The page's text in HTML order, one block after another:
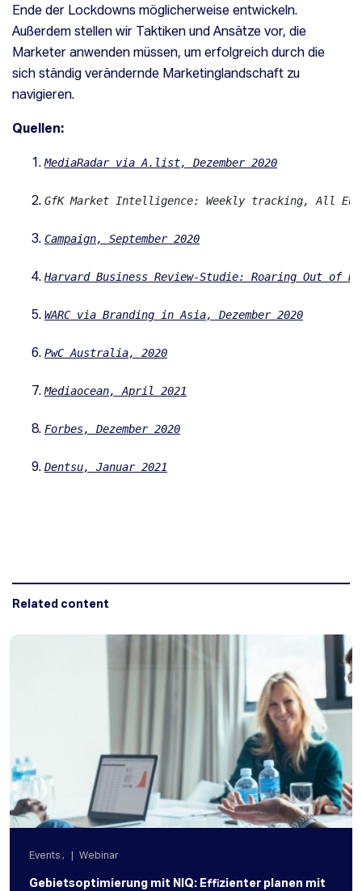
Ende der Lockdowns möglicherweise entwickeln.
Außerdem stellen wir Taktiken und Ansätze vor, die
Marketer anwenden müssen, um erfolgreich durch die
sich ständig verändernde Marketinglandschaft zu
navigieren.
Quellen:
MediaRadar via A.list, Dezember 2020
GfK Market Intelligence: Weekly tracking, All
Campaign, September 2020
Harvard Business Review-Studie: Roaring Out of
WARC via Branding in Asia, Dezember 2020
PwC Australia, 2020
Mediaocean, April 2021
Forbes, Dezember 2020
Dentsu, Januar 2021
Related content
Events , Webinar
Gebietsoptimierung mit NIQ: Effizienter planen mit